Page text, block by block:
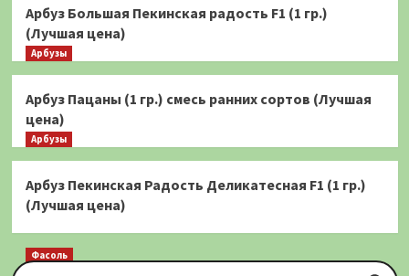
Арбуз Большая Пекинская радость F1 (1 гр.)
(Лучшая цена)
Арбузы
Арбуз Пацаны (1 гр.) смесь ранних сортов (Лучшая
цена)
Арбузы
Арбуз Пекинская Радость Деликатесная F1 (1 гр.)
(Лучшая цена)
Фасоль